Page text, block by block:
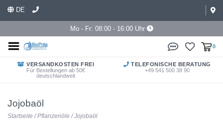
DE
Mo - Fr: 08:00 - 16:00 Uhr
0
VERSANDKOSTEN FREI
Für Bestellungen ab 50€
deutschlandweit
TELEFONISCHE BERATUNG
+49 541 500 38 90
Jojobaöl
Startseite/Pflanzenöle/Jojobaöl